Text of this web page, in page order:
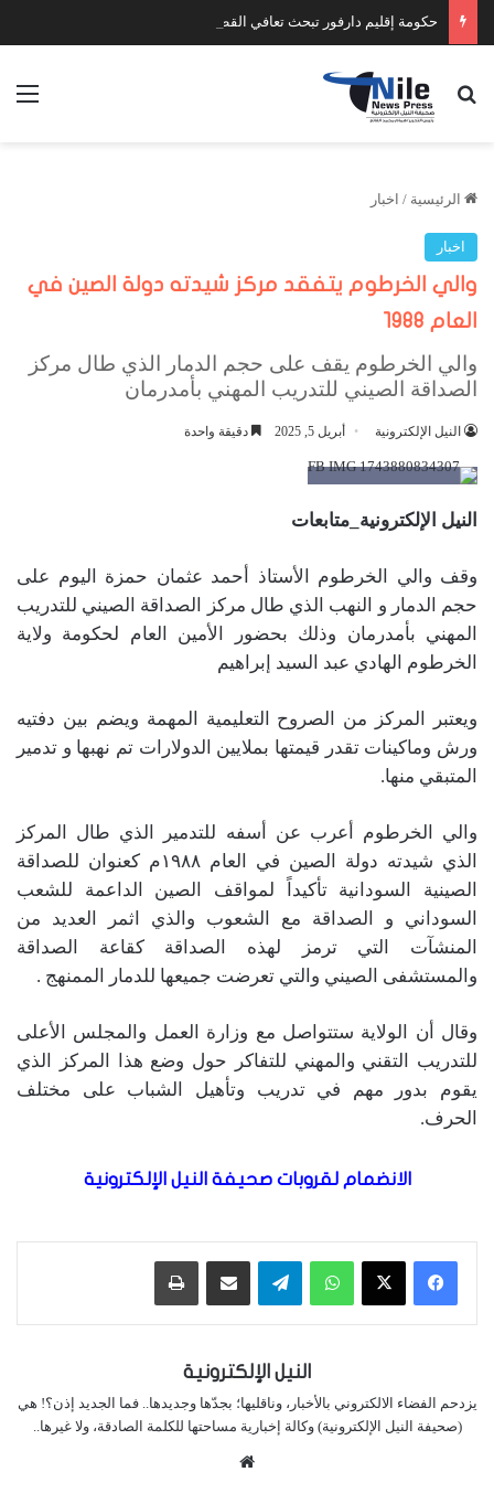
بحث عن
الرئيسية / اخبار
اخبار
والي الخرطوم يتفقد مركز شيدته دولة الصين في
العام ١٩٨٨
والي الخرطوم يقف على حجم الدمار الذي طال مركز
الصداقة الصيني للتدريب المهني بأمدرمان
النيل الإلكترونية أبريل 5, 2025 دقيقة واحدة
النيل الإلكترونية_متابعات
وقف والي الخرطوم الأستاذ أحمد عثمان حمزة اليوم على
حجم الدمار و النهب الذي طال مركز الصداقة الصيني للتدريب
المهني بأمدرمان وذلك بحضور الأمين العام لحكومة ولاية
الخرطوم الهادي عبد السيد إبراهيم
ويعتبر المركز من الصروح التعليمية المهمة ويضم بين دفتيه
ورش وماكينات تقدر قيمتها بملايين الدولارات تم نهبها و تدمير
المتبقي منها.
والي الخرطوم أعرب عن أسفه للتدمير الذي طال المركز
الذي شيدته دولة الصين في العام ١٩٨٨م كعنوان للصداقة
الصينية السودانية تأكيداً لمواقف الصين الداعمة للشعب
السوداني و الصداقة مع الشعوب والذي اثمر العديد من
المنشآت التي ترمز لهذه الصداقة كقاعة الصداقة
والمستشفى الصيني والتي تعرضت جميعها للدمار الممنهج .
وقال أن الولاية ستتواصل مع وزارة العمل والمجلس الأعلى
للتدريب التقني والمهني للتفاكر حول وضع هذا المركز الذي
يقوم بدور مهم في تدريب وتأهيل الشباب على مختلف
الحرف.
الانضمام لقروبات صحيفة النيل الإلكترونية
واتساب تيلقرام مشاركة عبر البريد طباعة
النيل الإلكترونية
يزدحم الفضاء الالكتروني بالأخبار، وناقليها؛ بجدّها وجديدها.. فما الجديد إذن؟! هي
(صحيفة النيل الإلكترونية) وكالة إخبارية مساحتها للكلمة الصادقة، ولا غيرها..